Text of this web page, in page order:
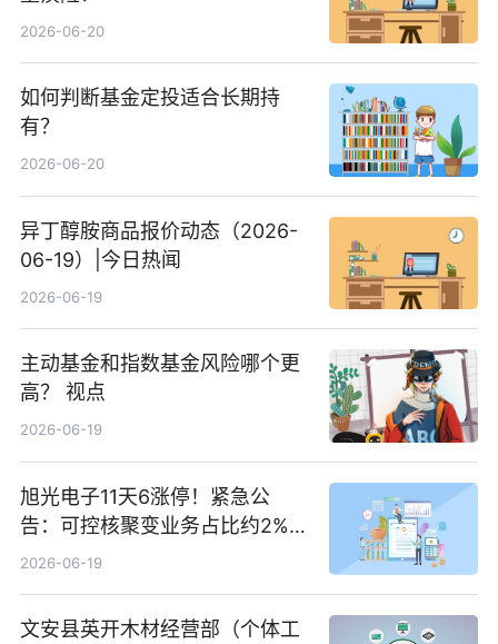
2026-06-20
如何判断基金定投适合长期持
有？
2026-06-20
异丁醇胺商品报价动态（2026-
06-19）|今日热闻
2026-06-19
主动基金和指数基金风险哪个更
高？ 视点
2026-06-19
旭光电子11天6涨停！紧急公
告：可控核聚变业务占比约2%！
前沿热点
2026-06-19
文安县英开木材经营部（个体工